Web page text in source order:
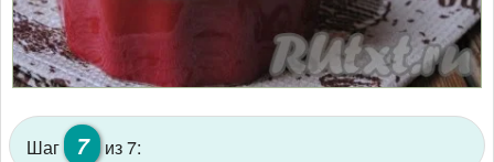
Шаг 7
из 7: